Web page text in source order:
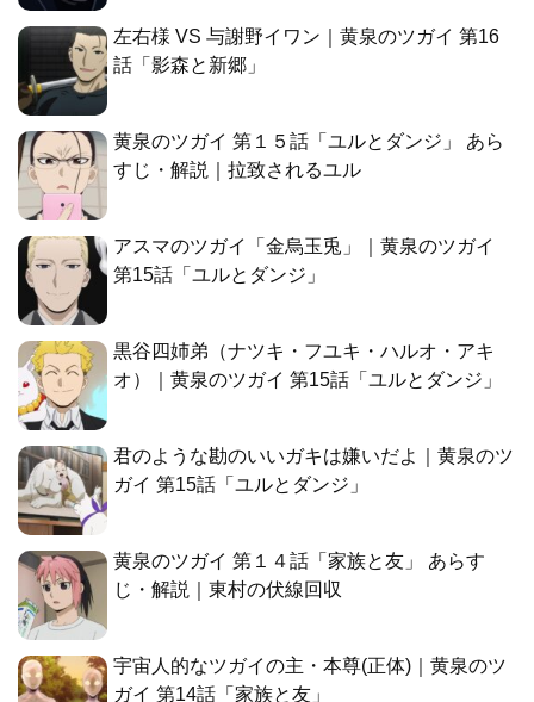
左右様 VS 与謝野イワン｜黄泉のツガイ 第16
話「影森と新郷」
黄泉のツガイ 第１５話「ユルとダンジ」 あら
すじ・解説｜拉致されるユル
アスマのツガイ「金烏玉兎」｜黄泉のツガイ
第15話「ユルとダンジ」
黒谷四姉弟（ナツキ・フユキ・ハルオ・アキ
オ）｜黄泉のツガイ 第15話「ユルとダンジ」
君のような勘のいいガキは嫌いだよ｜黄泉のツ
ガイ 第15話「ユルとダンジ」
黄泉のツガイ 第１４話「家族と友」 あらす
じ・解説｜東村の伏線回収
宇宙人的なツガイの主・本尊(正体)｜黄泉のツ
ガイ 第14話「家族と友」